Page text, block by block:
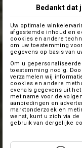
Bedankt dat
Uw optimale
afgestemde inhoud en
cookies en andere
om uw toestemming
gegevens op basis van
Om u
toestemming nodig.
verzamelen wij
cookies en andere
evenals gegevens uit
met name voor de
aanbiedingen en
marktonderzoek en
wenst, kunt u zich via
gebruik van dergelijke